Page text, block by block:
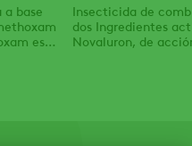
a base
es
Insecticida de
dos Ingredientes
Novaluron, de